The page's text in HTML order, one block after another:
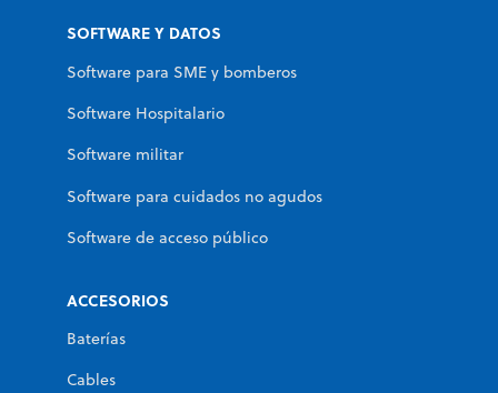
SOFTWARE Y DATOS
Software para SME y bomberos
Software Hospitalario
Software militar
Software para cuidados no agudos
Software de acceso público
ACCESORIOS
Baterías
Cables